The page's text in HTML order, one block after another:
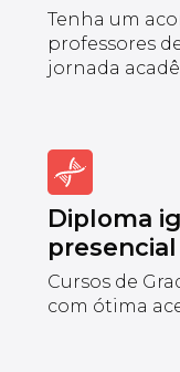
Tenha um
professores
jornada
Diploma
presencial
Cursos de
com ótima